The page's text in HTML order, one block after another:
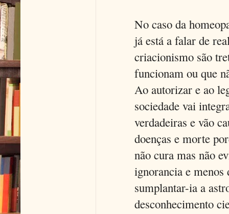
No caso da
já está a falar de
criacionismo são
funcionam ou que
Ao autorizar e ao
sociedade vai
verdadeiras e vão
doenças e morte
não cura mas não
ignorancia e
sumplantar-ia a
desconhecimento